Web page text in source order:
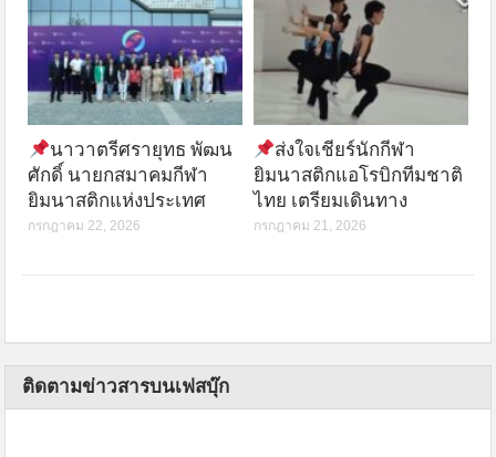
นาวาตรีศรายุทธ พัฒน
ศักดิ์ นายกสมาคมกีฬา
ยิมนาสติกแห่งประเทศ
กรกฎาคม 22, 2026
ส่งใจเชียร์นักกีฬา
ยิมนาสติกแอโรบิกทีมชาติ
ไทย เตรียมเดินทาง
กรกฎาคม 21, 2026
ติดตามข่าวสารบนเฟสบุ๊ก